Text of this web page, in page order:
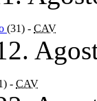
(31) - CAV
- CAV